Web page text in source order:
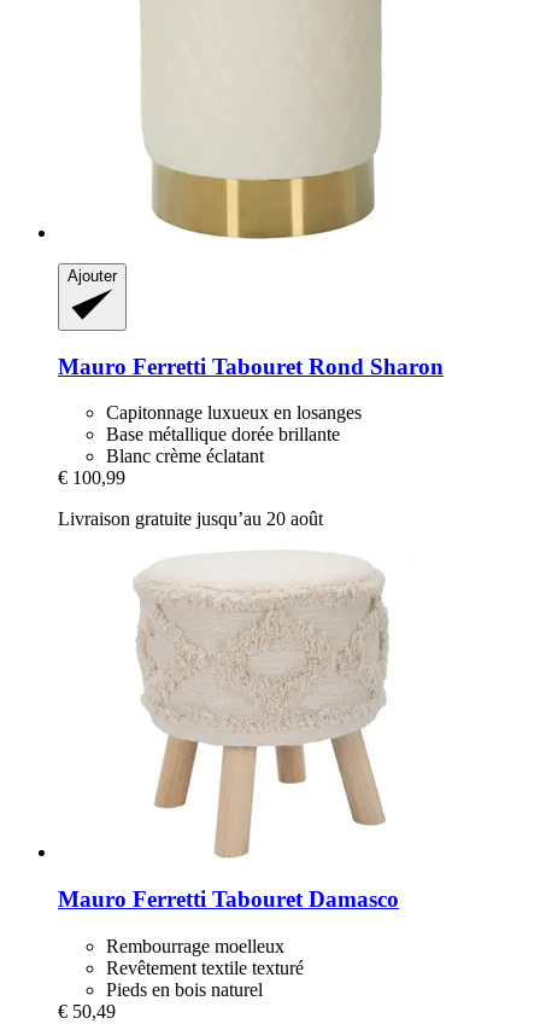
Ajouter
Mauro Ferretti Tabouret Rond Sharon
Capitonnage luxueux en losanges
Base métallique dorée brillante
Blanc crème éclatant
€ 100,99
Livraison gratuite jusqu’au 20 août
Mauro Ferretti Tabouret Damasco
Rembourrage moelleux
Revêtement textile texturé
Pieds en bois naturel
€ 50,49